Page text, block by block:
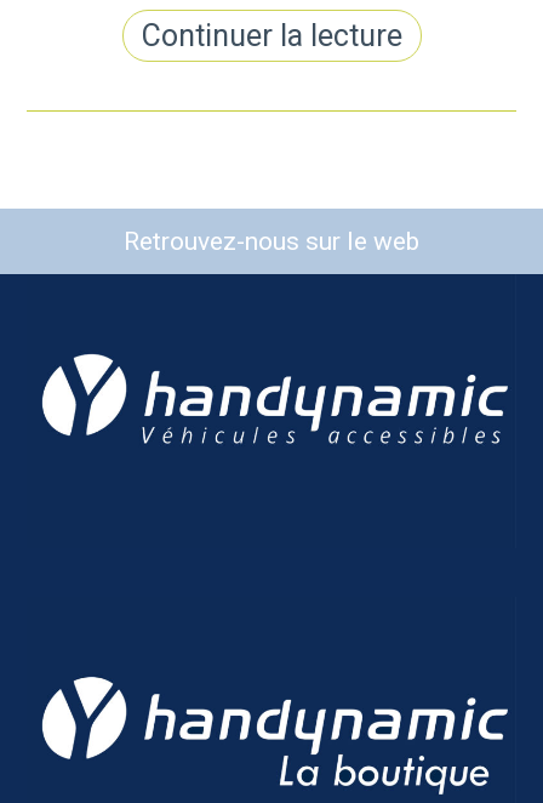
Continuer la lecture
Retrouvez-nous sur le web